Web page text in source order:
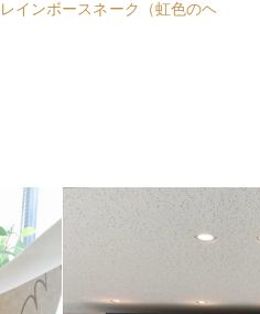
インボースネーク（虹色のヘ